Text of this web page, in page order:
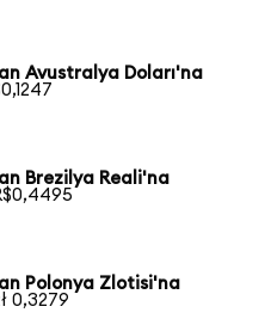
Avustralya Doları'na
Brezilya Reali'na
Polonya Zlotisi'na
0,3279